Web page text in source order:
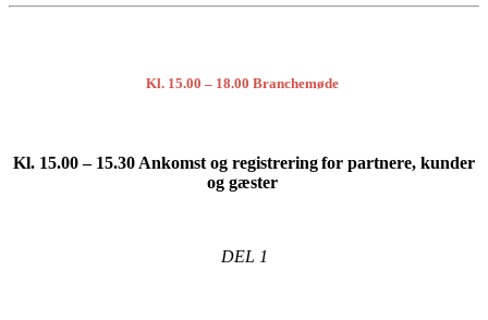
Kl. 15.00 – 18.00 Branchemøde
Kl. 15.00 – 15.30 Ankomst og registrering for partnere, kunder
og gæster
DEL 1